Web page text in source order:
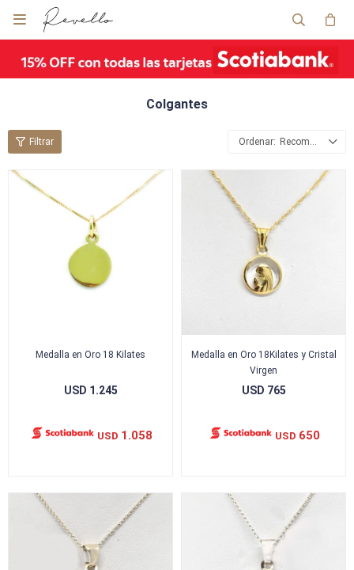

Colgantes
Recomendados
Medalla en Oro 18 Kilates
USD 1.245
USD 1.058
Medalla en Oro 18Kilates y Cristal
Virgen
USD 765
USD 650